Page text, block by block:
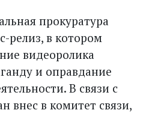
прокуратура
релиз, в котором
видеоролика
и оправдание
В связи с
внес в комитет связи,